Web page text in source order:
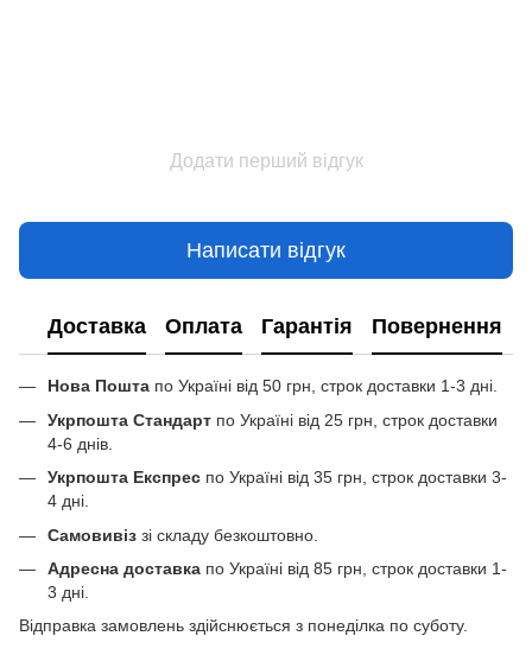
Додати перший відгук
Написати відгук
Доставка Оплата Гарантія Повернення
Нова Пошта по Україні від 50 грн, строк доставки 1-3 дні.
Укрпошта Стандарт по Україні від 25 грн, строк доставки
4-6 днів.
Укрпошта Експрес по Україні від 35 грн, строк доставки 3-
4 дні.
Самовивіз зі складу безкоштовно.
Адресна доставка по Україні від 85 грн, строк доставки 1-
3 дні.
Відправка замовлень здійснюється з понеділка по суботу.